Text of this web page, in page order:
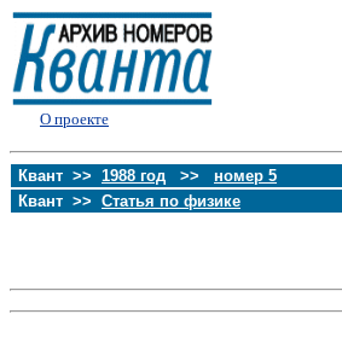
О проекте
Квант >> 1988 год >> номер 5
Квант >> Статья по физике